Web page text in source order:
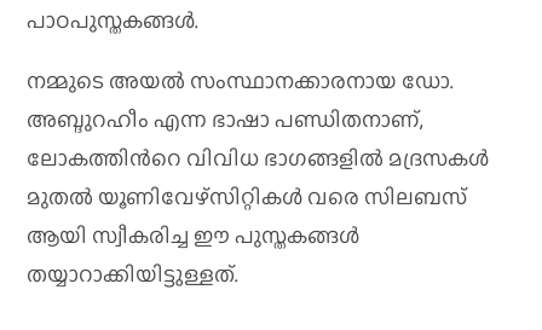
പാഠപുസ്തകങ്ങൾ.
നമ്മുടെ അയൽ സംസ്ഥാനക്കാരനായ ഡോ.
അബ്ദുറഹീം എന്ന ഭാഷാ പണ്ഡിതനാണ്,
ലോകത്തിൻറെ വിവിധ ഭാഗങ്ങളിൽ മദ്രസകൾ
മുതൽ യൂണിവേഴ്സിറ്റികൾ വരെ സിലബസ്
ആയി സ്വീകരിച്ച ഈ പുസ്തകങ്ങൾ
തയ്യാറാക്കിയിട്ടുള്ളത്.